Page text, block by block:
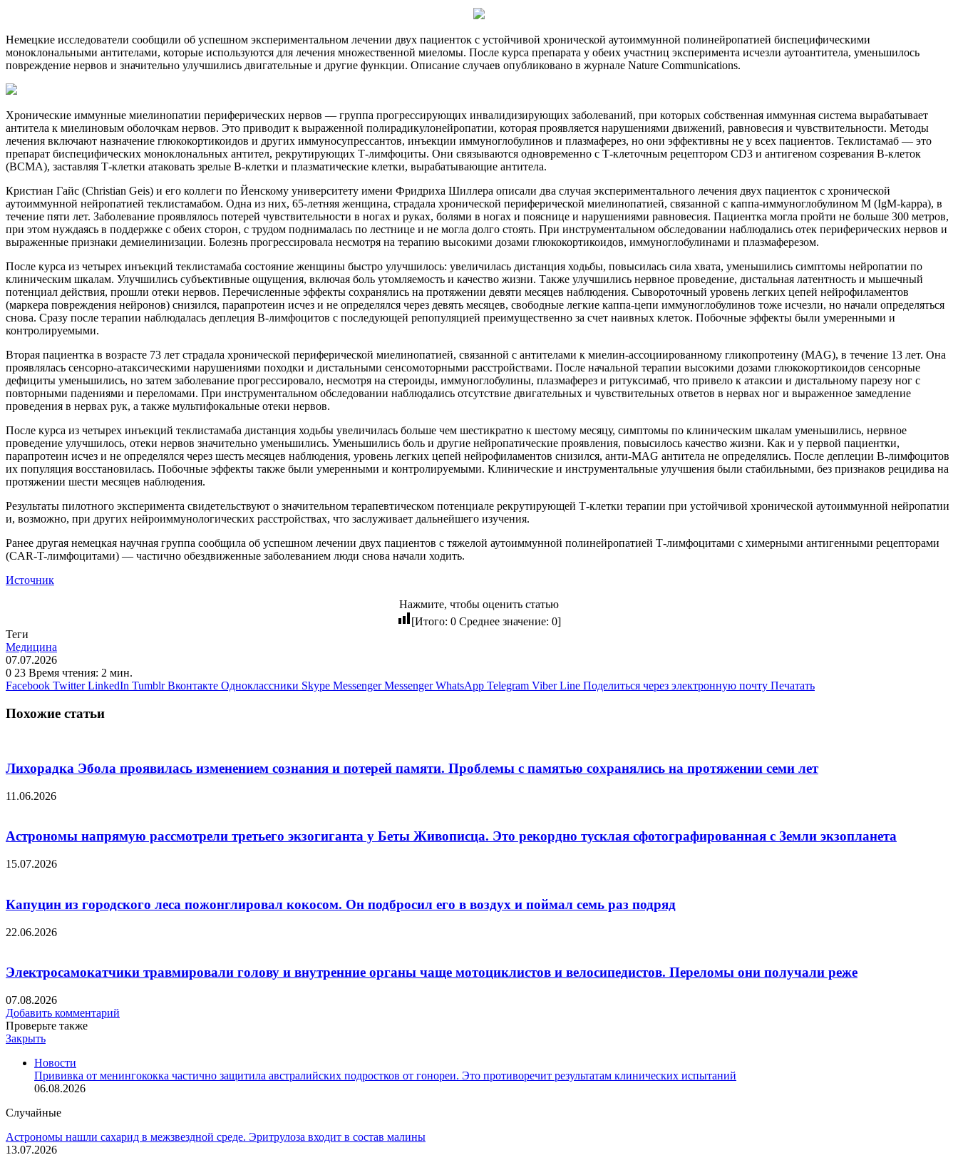
Немецкие исследователи сообщили об успешном экспериментальном лечении двух пациенток с устойчивой хронической аутоиммунной полинейропатией биспецифическими
моноклональными антителами, которые используются для лечения множественной миеломы. После курса препарата у обеих участниц эксперимента исчезли аутоантитела, уменьшилось
повреждение нервов и значительно улучшились двигательные и другие функции. Описание случаев опубликовано в журнале Nature Communications.
Хронические иммунные миелинопатии периферических нервов — группа прогрессирующих инвалидизирующих заболеваний, при которых собственная иммунная система вырабатывает
антитела к миелиновым оболочкам нервов. Это приводит к выраженной полирадикулонейропатии, которая проявляется нарушениями движений, равновесия и чувствительности. Методы
лечения включают назначение глюкокортикоидов и других иммуносупрессантов, инъекции иммуноглобулинов и плазмаферез, но они эффективны не у всех пациентов. Теклистамаб — это
препарат биспецифических моноклональных антител, рекрутирующих Т-лимфоциты. Они связываются одновременно с Т-клеточным рецептором CD3 и антигеном созревания В-клеток
(BCMA), заставляя Т-клетки атаковать зрелые В-клетки и плазматические клетки, вырабатывающие антитела.
Кристиан Гайс (Christian Geis) и его коллеги по Йенскому университету имени Фридриха Шиллера описали два случая экспериментального лечения двух пациенток с хронической
аутоиммунной нейропатией теклистамабом. Одна из них, 65-летняя женщина, страдала хронической периферической миелинопатией, связанной с каппа-иммуноглобулином М (IgM-kappa), в
течение пяти лет. Заболевание проявлялось потерей чувствительности в ногах и руках, болями в ногах и пояснице и нарушениями равновесия. Пациентка могла пройти не больше 300 метров,
при этом нуждаясь в поддержке с обеих сторон, с трудом поднималась по лестнице и не могла долго стоять. При инструментальном обследовании наблюдались отек периферических нервов и
выраженные признаки демиелинизации. Болезнь прогрессировала несмотря на терапию высокими дозами глюкокортикоидов, иммуноглобулинами и плазмаферезом.
После курса из четырех инъекций теклистамаба состояние женщины быстро улучшилось: увеличилась дистанция ходьбы, повысилась сила хвата, уменьшились симптомы нейропатии по
клиническим шкалам. Улучшились субъективные ощущения, включая боль утомляемость и качество жизни. Также улучшились нервное проведение, дистальная латентность и мышечный
потенциал действия, прошли отеки нервов. Перечисленные эффекты сохранялись на протяжении девяти месяцев наблюдения. Сывороточный уровень легких цепей нейрофиламентов
(маркера повреждения нейронов) снизился, парапротеин исчез и не определялся через девять месяцев, свободные легкие каппа-цепи иммуноглобулинов тоже исчезли, но начали определяться
снова. Сразу после терапии наблюдалась деплеция В-лимфоцитов с последующей репопуляцией преимущественно за счет наивных клеток. Побочные эффекты были умеренными и
контролируемыми.
Вторая пациентка в возрасте 73 лет страдала хронической периферической миелинопатией, связанной с антителами к миелин-ассоциированному гликопротеину (MAG), в течение 13 лет. Она
проявлялась сенсорно-атаксическими нарушениями походки и дистальными сенсомоторными расстройствами. После начальной терапии высокими дозами глюкокортикоидов сенсорные
дефициты уменьшились, но затем заболевание прогрессировало, несмотря на стероиды, иммуноглобулины, плазмаферез и ритуксимаб, что привело к атаксии и дистальному парезу ног с
повторными падениями и переломами. При инструментальном обследовании наблюдались отсутствие двигательных и чувствительных ответов в нервах ног и выраженное замедление
проведения в нервах рук, а также мультифокальные отеки нервов.
После курса из четырех инъекций теклистамаба дистанция ходьбы увеличилась больше чем шестикратно к шестому месяцу, симптомы по клиническим шкалам уменьшились, нервное
проведение улучшилось, отеки нервов значительно уменьшились. Уменьшились боль и другие нейропатические проявления, повысилось качество жизни. Как и у первой пациентки,
парапротеин исчез и не определялся через шесть месяцев наблюдения, уровень легких цепей нейрофиламентов снизился, анти-MAG антитела не определялись. После деплеции В-лимфоцитов
их популяция восстановилась. Побочные эффекты также были умеренными и контролируемыми. Клинические и инструментальные улучшения были стабильными, без признаков рецидива на
протяжении шести месяцев наблюдения.
Результаты пилотного эксперимента свидетельствуют о значительном терапевтическом потенциале рекрутирующей Т-клетки терапии при устойчивой хронической аутоиммунной нейропатии
и, возможно, при других нейроиммунологических расстройствах, что заслуживает дальнейшего изучения.
Ранее другая немецкая научная группа сообщила об успешном лечении двух пациентов с тяжелой аутоиммунной полинейропатией Т-лимфоцитами с химерными антигенными рецепторами
(CAR-T-лимфоцитами) — частично обездвиженные заболеванием люди снова начали ходить.
Источник
Нажмите, чтобы оценить статью
[Итого: 0 Среднее значение: 0]
Теги
Медицина
07.07.2026
0 23 Время чтения: 2 мин.
Facebook Twitter LinkedIn Tumblr Вконтакте Одноклассники Skype Messenger Messenger WhatsApp Telegram Viber Line Поделиться через электронную почту Печатать
Похожие статьи
Лихорадка Эбола проявилась изменением сознания и потерей памяти. Проблемы с памятью сохранялись на протяжении семи лет
11.06.2026
Астрономы напрямую рассмотрели третьего экзогиганта у Беты Живописца. Это рекордно тусклая сфотографированная с Земли экзопланета
15.07.2026
Капуцин из городского леса пожонглировал кокосом. Он подбросил его в воздух и поймал семь раз подряд
22.06.2026
Электросамокатчики травмировали голову и внутренние органы чаще мотоциклистов и велосипедистов. Переломы они получали реже
07.08.2026
Добавить комментарий
Проверьте также
Закрыть
Новости
Прививка от менингококка частично защитила австралийских подростков от гонореи. Это противоречит результатам клинических испытаний
06.08.2026
Случайные
Астрономы нашли сахарид в межзвездной среде. Эритрулоза входит в состав малины
13.07.2026